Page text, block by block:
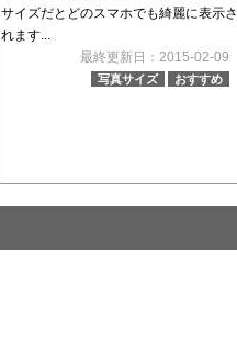
サイズだとどのスマホでも綺麗に表示さ
れます...
最終更新日：2015-02-09
写真サイズ おすすめ